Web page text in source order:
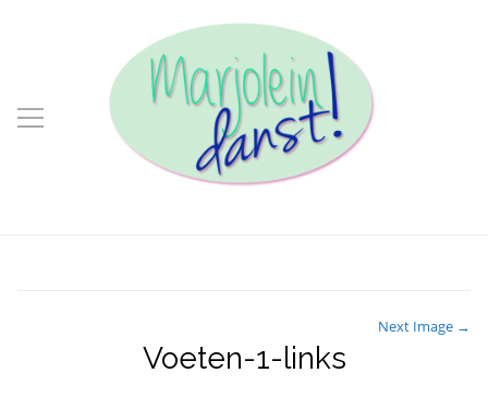
Next Image →
Voeten-1-links